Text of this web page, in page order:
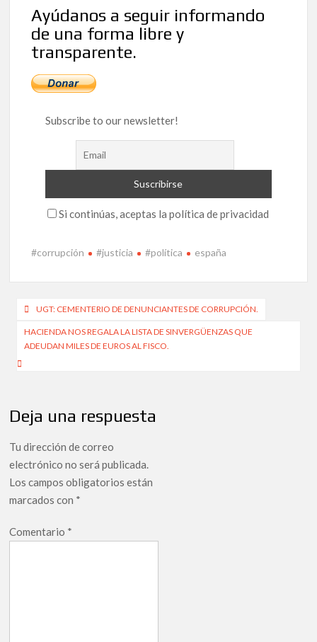
Ayúdanos a seguir informando
de una forma libre y
transparente.
Subscribe to our newsletter!
Si continúas, aceptas la política de privacidad
#corrupción #justicia #política españa
Navegación
de
entradas
UGT: CEMENTERIO DE DENUNCIANTES DE CORRUPCIÓN.
HACIENDA NOS REGALA LA LISTA DE SINVERGÜENZAS QUE
ADEUDAN MILES DE EUROS AL FISCO.
Deja una respuesta
Tu dirección de correo
electrónico no será publicada.
Los campos obligatorios están
marcados con *
Comentario *